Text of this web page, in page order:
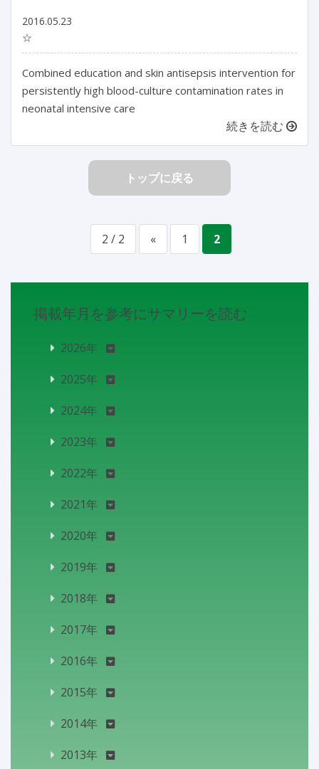
2016.05.23
☆
Combined education and skin antisepsis intervention for
persistently high blood-culture contamination rates in
neonatal intensive care
続きを読む
トップに戻る
2 / 2 « 1 2
掲載年月を参考にサマリーを読む
2026年
2025年
2024年
2023年
2022年
2021年
2020年
2019年
2018年
2017年
2016年
2015年
2014年
2013年